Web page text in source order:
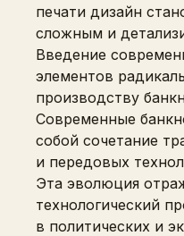
печати дизайн
сложным и
Введение
элементов
производству
Современные
собой сочетание
и передовых
Эта эволюция
технологический
в политических и